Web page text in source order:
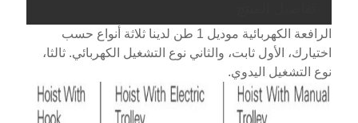
الرافعة الكهربائية موديل 1 طن لدينا ثلاثة أنواع حسب
اختيارك، الأول ثابت، والثاني نوع التشغيل الكهربائي. ثالثا،
نوع التشغيل اليدوي.